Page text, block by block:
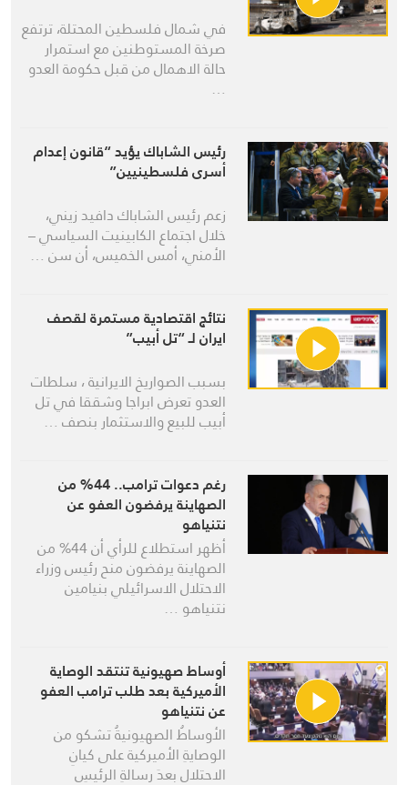
في شمال فلسطين المحتلة، ترتفع
صرخة المستوطنين مع استمرار
حالة الاهمال من قبل حكومة العدو
…
رئيس الشاباك يؤيد “قانون إعدام
أسرى فلسطينيين”
زعم رئيس الشاباك دافيد زيني،
خلال اجتماع الكابينيت السياسي –
الأمني، أمس الخميس، أن سن …
نتائج اقتصادية مستمرة لقصف
ايران لـ “تل أبيب”
بسبب الصواريخ الايرانية ، سلطات
العدو تعرض ابراجا وشققا في تل
أبيب للبيع والاستثمار بنصف …
رغم دعوات ترامب.. 44% من
الصهاينة يرفضون العفو عن
نتنياهو
أظهر استطلاع للرأي أن 44% من
الصهاينة يرفضون منح رئيس وزراء
الاحتلال الاسرائيلي بنيامين
نتنياهو …
أوساط صهيونية تنتقد الوصاية
الأميركية بعد طلب ترامب العفو
عن نتنياهو
الأوساطُ الصهيونيةُ تشكو من
الوصايةِ الأميركية على كيانِ
الاحتلال بعدَ رسالةِ الرئيسِ